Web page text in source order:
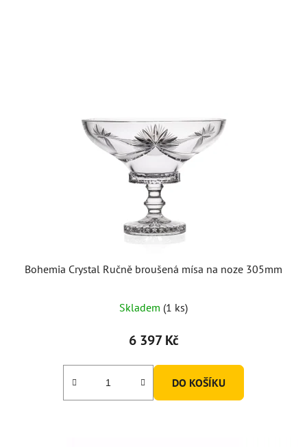
Bohemia Crystal Ručně broušená mísa na noze 305mm
hodnocení
produktu
5,0
Skladem (1 ks)
6 397 Kč
DO KOŠÍKU